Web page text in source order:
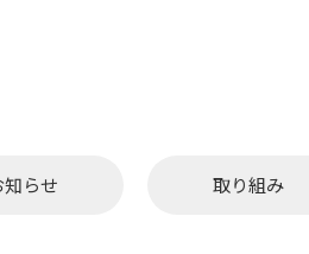
知らせ 取り組み